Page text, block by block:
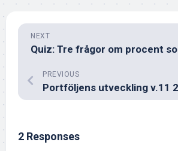
NEXT
PREVIOUS
Portföljens utveckling v.11
2 Responses